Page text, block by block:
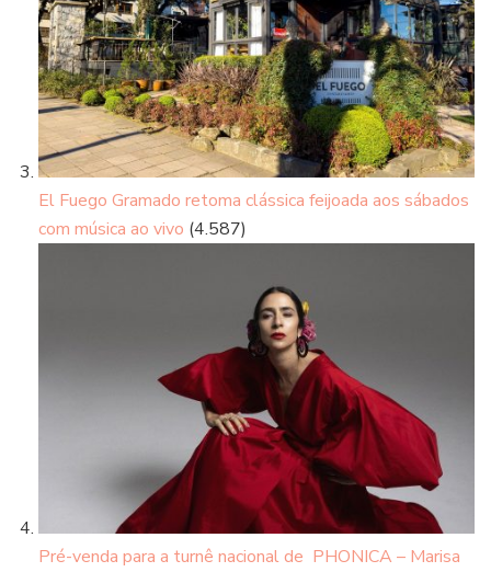
El Fuego Gramado retoma clássica feijoada aos sábados
com música ao vivo (4.587)
Pré-venda para a turnê nacional de PHONICA – Marisa